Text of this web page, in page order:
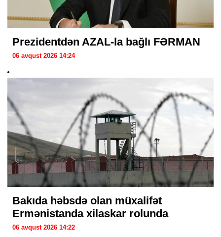
Prezidentdən AZAL-la bağlı FƏRMAN
06 avqust 2026 14:24
Bakıda həbsdə olan müxalifət
Ermənistanda xilaskar rolunda
06 avqust 2026 14:22